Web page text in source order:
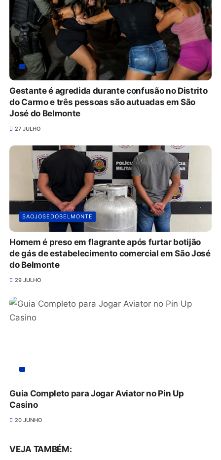
Gestante é agredida durante confusão no Distrito
do Carmo e três pessoas são autuadas em São
José do Belmonte
27 JULHO
SAOJOSEDOBELMONTE
Homem é preso em flagrante após furtar botijão
de gás de estabelecimento comercial em São José
do Belmonte
29 JULHO
Guia Completo para Jogar Aviator no Pin Up
Casino
20 JUNHO
VEJA TAMBÉM: